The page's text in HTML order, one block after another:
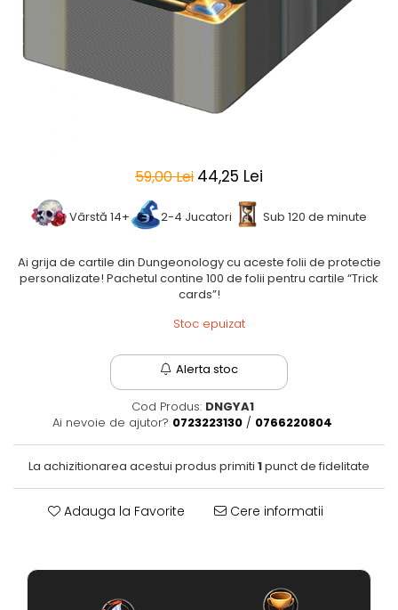
2 - 4 jucători
5 - 6 jucători
7+ jucători
Categoriile Noastre
Grafică impresionantă
Ușor de transportat
Cele mai vândute
Sub 30 de minute
Fantastice
Aventură
Horror
SF
Amuzante
TOATE JOCURILE
59,00 Lei 44,25 Lei
Vârstă 14+ 2-4 Jucatori Sub 120 de minute
Ai grija de cartile din Dungeonology cu aceste folii de protectie
personalizate! Pachetul contine 100 de folii pentru cartile “Trick
cards”!
Stoc epuizat
Alerta stoc
Cod Produs: DNGYA1
Ai nevoie de ajutor? 0723223130 / 0766220804
La achizitionarea acestui produs primiti 1punct de fidelitate
Adauga la Favorite Cere informatii